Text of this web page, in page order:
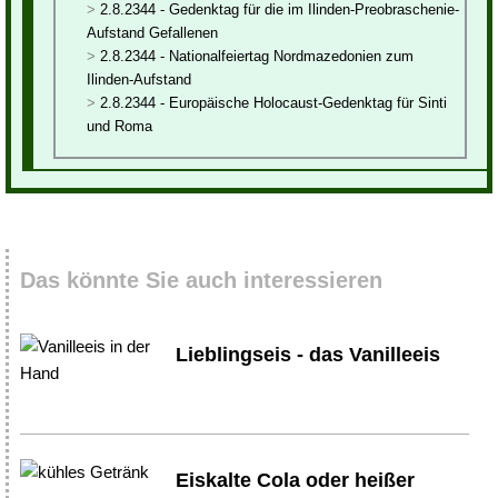
2.8.2344 - Gedenktag für die im Ilinden-Preobraschenie-
Aufstand Gefallenen
2.8.2344 - Nationalfeiertag Nordmazedonien zum
Ilinden-Aufstand
2.8.2344 - Europäische Holocaust-Gedenktag für Sinti
und Roma
Das könnte Sie auch interessieren
Lieblingseis - das Vanilleeis
Eiskalte Cola oder heißer